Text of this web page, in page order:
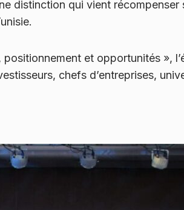
distinction qui vient
et opportunités »,
chefs d’entreprises,